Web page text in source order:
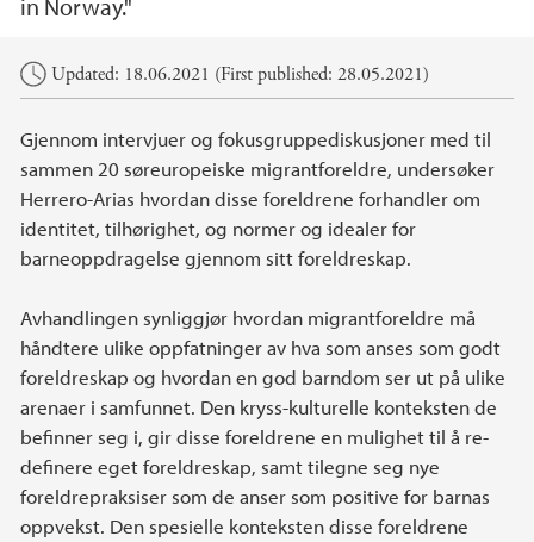
Main content
Updated: 18.06.2021 (First published: 28.05.2021)
Gjennom intervjuer og fokusgruppediskusjoner med til
sammen 20 søreuropeiske migrantforeldre, undersøker
Herrero-Arias hvordan disse foreldrene forhandler om
identitet, tilhørighet, og normer og idealer for
barneoppdragelse gjennom sitt foreldreskap.
Avhandlingen synliggjør hvordan migrantforeldre må
håndtere ulike oppfatninger av hva som anses som godt
foreldreskap og hvordan en god barndom ser ut på ulike
arenaer i samfunnet. Den kryss-kulturelle konteksten de
befinner seg i, gir disse foreldrene en mulighet til å re-
definere eget foreldreskap, samt tilegne seg nye
foreldrepraksiser som de anser som positive for barnas
oppvekst. Den spesielle konteksten disse foreldrene